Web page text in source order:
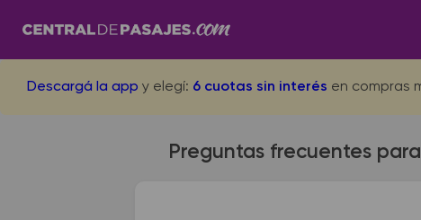
Descargá la app y elegí: 6 cuotas sin interés en compras
Preguntas frecuentes